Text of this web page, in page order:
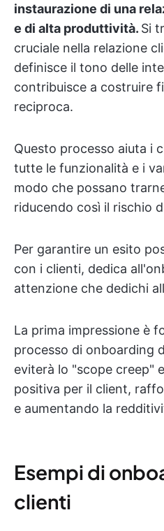
instaurazione di una
e di alta produttività. Si
cruciale nella relazione
definisce il tono delle
contribuisce a costruire
reciproca.
Questo processo aiuta i
tutte le funzionalità e i
modo che possano
riducendo così il rischio
Per garantire un esito
con i clienti, dedica
attenzione che dedichi
La prima impressione è
processo di onboarding
eviterà lo "scope creep"
positiva per il client,
e aumentando la
Esempi di
clienti